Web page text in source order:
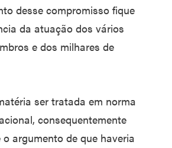
desse compromisso fique
da atuação dos vários
e dos milhares de
ser tratada em norma
consequentemente
o argumento de que haveria